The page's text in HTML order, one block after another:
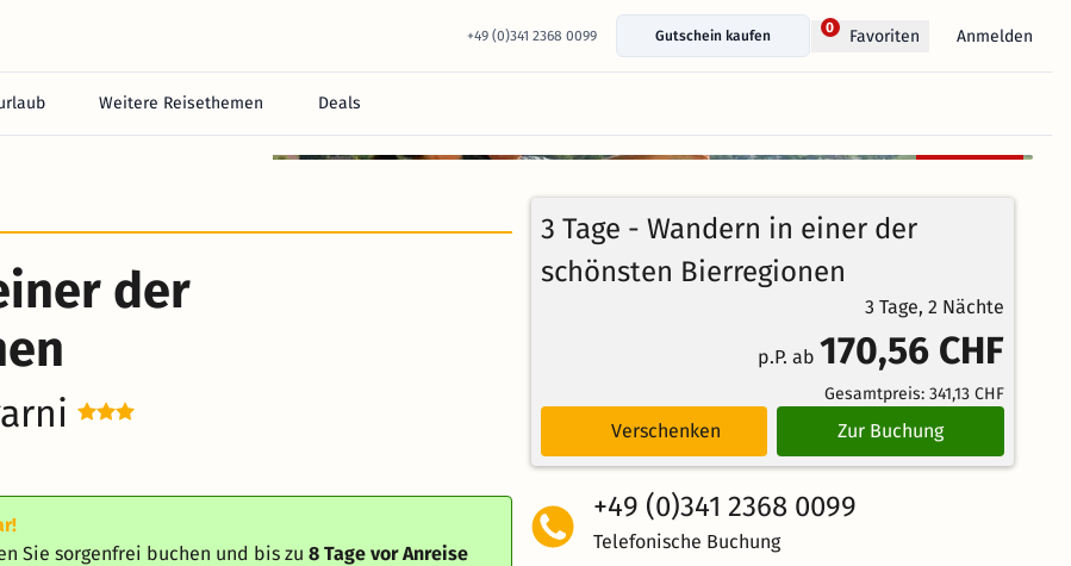
+49 (0)341 2368 0099 Gutschein kaufen
0 Favoriten Anmelden
Weitere Reisethemen Deals
100%
Weiterempfehlung
Bewertungen
5 /5
stornierbar
der
Sie sorgenfrei buchen und bis zu8 Tage vor Anreise
3 Tage - Wandern in einer der
schönsten Bierregionen
3 Tage, 2 Nächte
p.P. ab 170,56 CHF
Gesamtpreis: 341,13 CHF
Verschenken Zur Buchung
+49 (0)341 2368 0099
Telefonische Buchung